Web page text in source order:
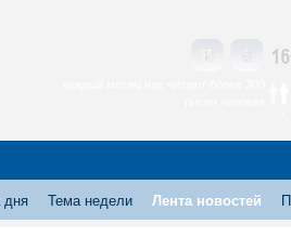
дня Тема недели Лента новостей